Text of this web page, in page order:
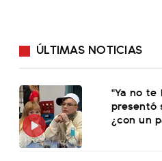
ÚLTIMAS NOTICIAS
"Ya no te
presentó
¿con un